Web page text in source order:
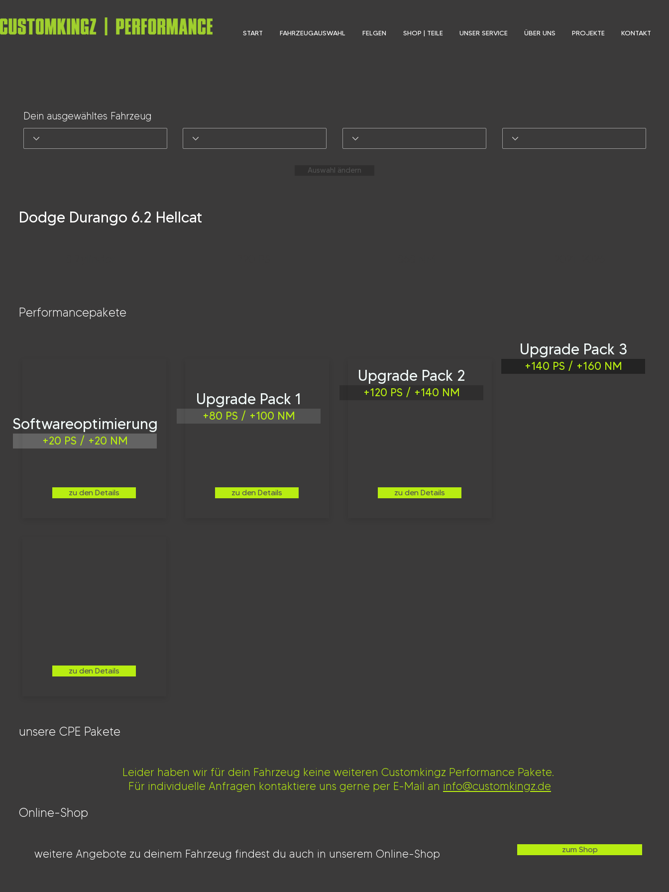
START FAHRZEUGAUSWAHL FELGEN SHOP | TEILE UNSER SERVICE ÜBER UNS PROJEKTE KONTAKT
Dein ausgewähltes Fahrzeug
Auswahl ändern
Dodge Durango 6.2 Hellcat
Performancepakete
Upgrade Pack 3
Upgrade Pack 1
Softwareoptimierung
+20 PS / +20 NM
+80 PS / +100 NM
Upgrade Pack 2
+120 PS / +140 NM
+140 PS / +160 NM
zu den Details zu den Details zu den Details
zu den Details
unsere CPE Pakete
Leider haben wir für dein Fahrzeug keine weiteren Customkingz Performance Pakete.
Für individuelle Anfragen kontaktiere uns gerne per E-Mail an info@customkingz.de
Online-Shop
weitere Angebote zu deinem Fahrzeug findest du auch in unserem Online-Shop zum Shop